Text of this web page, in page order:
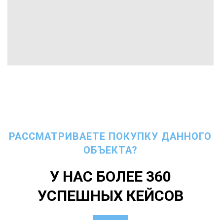
РАССМАТРИВАЕТЕ ПОКУПКУ ДАННОГО
ОБЪЕКТА?
У НАС БОЛЕЕ 360
УСПЕШНЫХ КЕЙСОВ